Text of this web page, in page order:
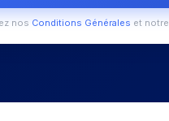
nos Conditions Générales et notre